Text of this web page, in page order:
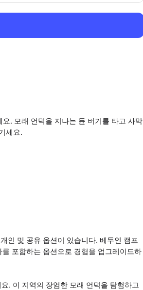
. 모래 언덕을 지나는 듄 버기를 타고 사막
세요.
인 및 공유 옵션이 있습니다. 베두인 캠프
포함하는 옵션으로 경험을 업그레이드하
. 이 지역의 장엄한 모래 언덕을 탐험하고